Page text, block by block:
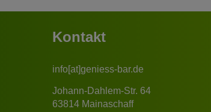
Kontakt
info[at]geniess-bar.de
Johann-Dahlem-Str. 64
63814 Mainaschaff